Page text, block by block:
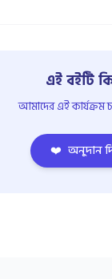
এই বইটি
আমাদের এই কার্যক্রম
❤️ অনুদান